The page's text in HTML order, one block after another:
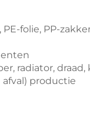
folie, PP-
radiator, draad,
afval) productie